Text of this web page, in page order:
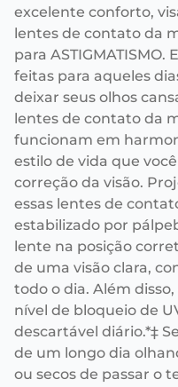
excelente conforto,
lentes de contato da
para
feitas para aqueles
deixar seus olhos
lentes de contato da
funcionam em
estilo de vida que
correção da visão.
essas lentes de
estabilizado por
lente na posição
de uma visão clara,
todo o dia. Além
nível de bloqueio de
descartável diário.*‡
de um longo dia
ou secos de passar o